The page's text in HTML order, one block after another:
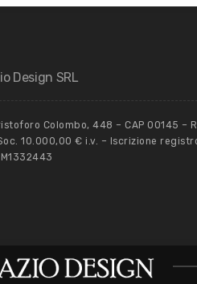
Design SRL
Colombo, 448 – CAP 00145 –
10.000,00 € i.v. – Iscrizione